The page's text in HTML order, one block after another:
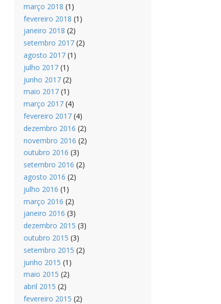
março 2018 (1)
fevereiro 2018 (1)
janeiro 2018 (2)
setembro 2017(2)
agosto 2017(1)
julho 2017(1)
junho 2017(2)
maio 2017(1)
março 2017(4)
fevereiro 2017(4)
dezembro 2016 (2)
novembro 2016 (2)
outubro 2016 (3)
setembro 2016 (2)
agosto 2016 (2)
julho 2016 (1)
março 2016 (2)
janeiro 2016 (3)
dezembro 2015 (3)
outubro 2015 (3)
setembro 2015 (2)
junho 2015 (1)
maio 2015 (2)
abril 2015 (2)
fevereiro 2015 (2)